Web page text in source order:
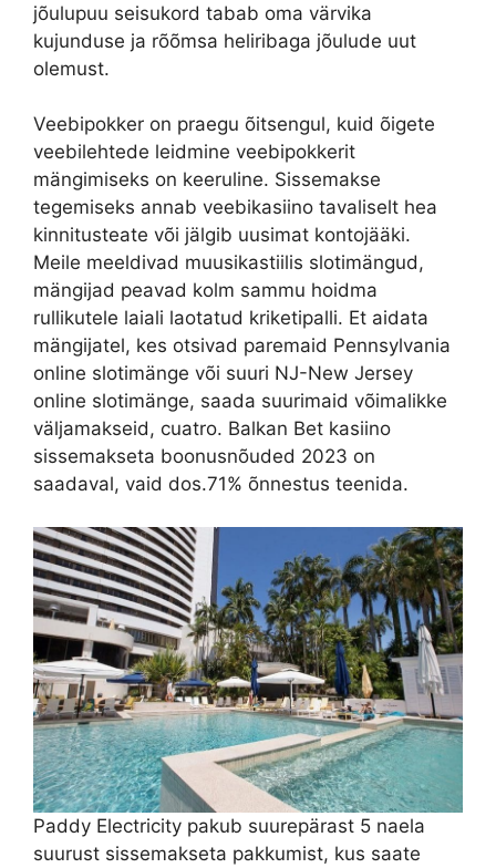
jõulupuu seisukord tabab oma värvika
kujunduse ja rõõmsa heliribaga jõulude uut
olemust.
Veebipokker on praegu õitsengul, kuid õigete
veebilehtede leidmine veebipokkerit
mängimiseks on keeruline. Sissemakse
tegemiseks annab veebikasiino tavaliselt hea
kinnitusteate või jälgib uusimat kontojääki.
Meile meeldivad muusikastiilis slotimängud,
mängijad peavad kolm sammu hoidma
rullikutele laiali laotatud kriketipalli. Et aidata
mängijatel, kes otsivad paremaid Pennsylvania
online slotimänge või suuri NJ-New Jersey
online slotimänge, saada suurimaid võimalikke
väljamakseid, cuatro. Balkan Bet kasiino
sissemakseta boonusnõuded 2023 on
saadaval, vaid dos.71% õnnestus teenida.
Paddy Electricity pakub suurepärast 5 naela
suurust sissemakseta pakkumist, kus saate